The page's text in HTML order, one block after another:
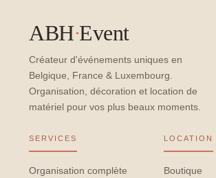
ABH·Event
Créateur d'événements uniques en
Belgique, France & Luxembourg.
Organisation, décoration et location de
matériel pour vos plus beaux moments.
SERVICES
Organisation complète
LOCATION
Boutique